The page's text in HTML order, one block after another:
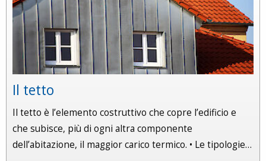
Il tetto
Il tetto è l’elemento costruttivo che copre l’edificio e
che subisce, più di ogni altra componente
dell’abitazione, il maggior carico termico. • Le tipologie…